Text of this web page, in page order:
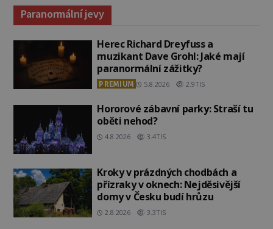
Paranormální jevy
Herec Richard Dreyfuss a
muzikant Dave Grohl: Jaké mají
paranormální zážitky?
PREMIUM 5.8.2026 2.9TIS
Hororové zábavní parky: Straší tu
oběti nehod?
4.8.2026 3.4TIS
Kroky v prázdných chodbách a
přízraky v oknech: Nejděsivější
domy v Česku budí hrůzu
2.8.2026 3.3TIS